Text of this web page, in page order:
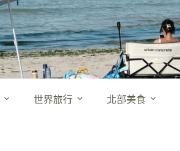
世界旅行 北部美食